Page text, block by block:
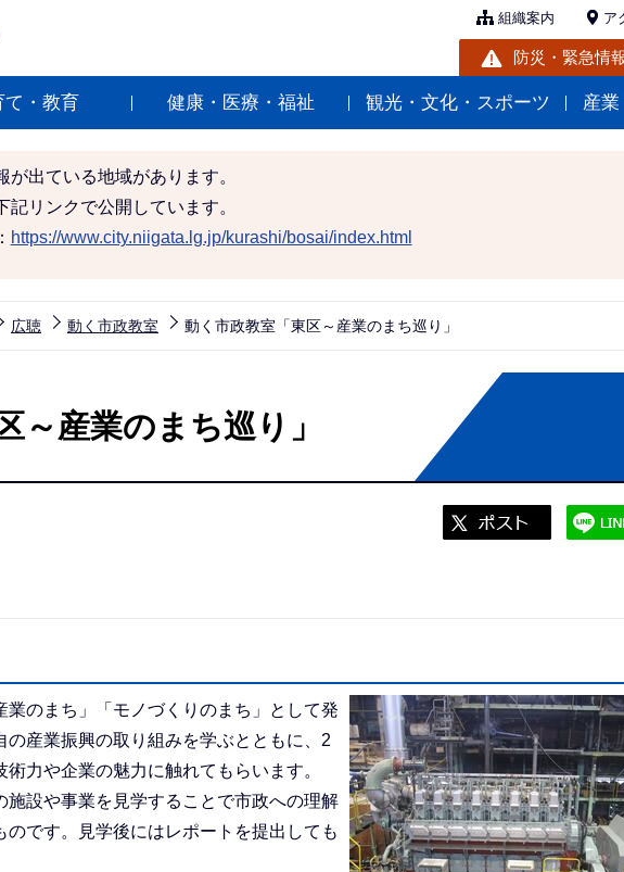
組織案内 ア
防災・緊急情
て・教育 健康・医療・福祉 観光・文化・スポーツ 産
が出ている地域があります。
記リンクで公開しています。
https://www.city.niigata.lg.jp/kurashi/bosai/index.html
広聴 動く市政教室 動く市政教室「東区～産業のまち巡り」
～産業のまち巡り」
のまち」「モノづくりのまち」として発
産業振興の取り組みを学ぶとともに、2
力や企業の魅力に触れてもらいます。
設や事業を見学することで市政への理解
です。見学後にはレポートを提出しても